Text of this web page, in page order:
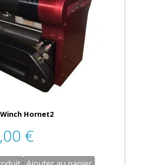
Hornet2
€